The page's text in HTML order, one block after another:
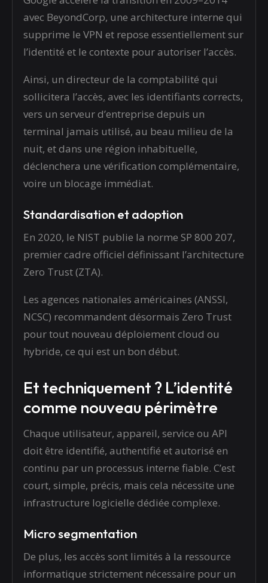
avec BeyondCorp, une architecture interne qui
supprime le VPN et repose essentiellement sur
l’identité et le contexte pour autoriser l’accès.
Ainsi, un directeur de la comptabilité qui
sollicitera l’accès, avec les identifiants corrects,
vers un serveur d’entreprise depuis un
terminal jamais utilisé, au beau milieu de la
nuit, et dans une région inhabituelle,
déclenchera une vérification complémentaire,
voire un blocage immédiat.
Standardisation et adoption
En 2020, le NIST publie la norme SP 800 207,
premier cadre officiel définissant l’architecture
Zero Trust (ZTA).
Les agences nationales américaines (ANSSI,
NCSC) recommandent désormais Zero Trust
pour tout nouveau déploiement cloud ou
hybride, ce qui est un bon début.
Et techniquement ? L’identité
comme nouveau périmètre
Chaque utilisateur, appareil, service ou API
doit être identifié, authentifié et autorisé en
continu par un processus interne fiable. C’est
court, simple, précis, mais cela nécessite une
infrastructure logicielle dédiée complexe.
Micro segmentation
De plus, les accès sont limités à la ressource
informatique strictement nécessaire pour un